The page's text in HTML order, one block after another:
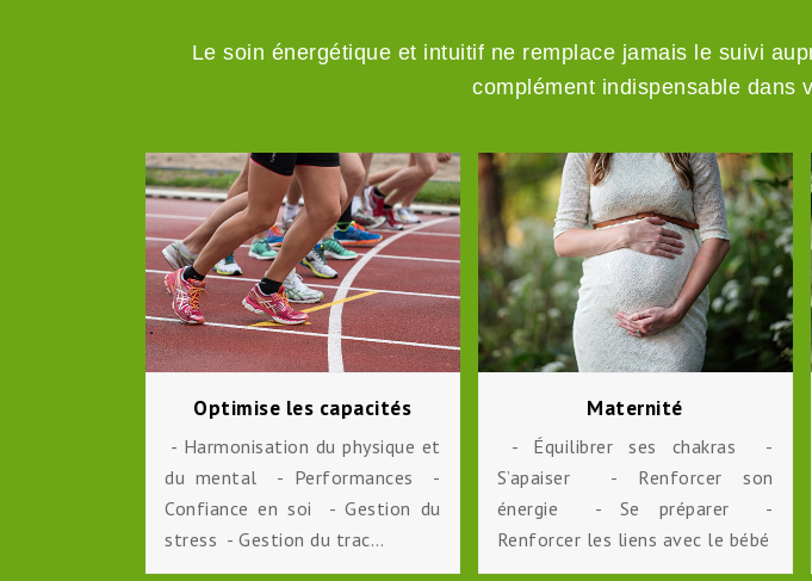
Le soin énergétique et intuitif ne remplace jamais le suivi
complément indispensable dans
Optimise les capacités
- Harmonisation du physique et
du mental - Performances -
Confiance en soi - Gestion du
stress - Gestion du trac…
Maternité
- Équilibrer ses chakras -
S’apaiser - Renforcer son
énergie - Se préparer -
Renforcer les liens avec le bébé